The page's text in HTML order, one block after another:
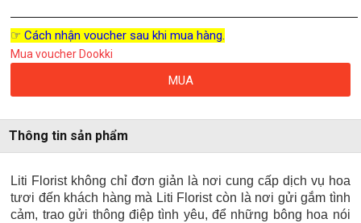
☞ Cách nhận voucher sau khi mua hàng.
Mua voucher Dookki
MUA
Thông tin sản phẩm
Liti Florist không chỉ đơn giản là nơi cung cấp dịch vụ hoa
tươi đến khách hàng mà Liti Florist còn là nơi gửi gắm tình
cảm, trao gửi thông điệp tình yêu, để những bông hoa nói